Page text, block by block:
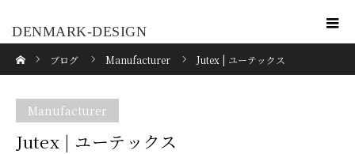
DENMARK-DESIGN
ブログ Manufacturer Jutex | ユーテックス
Manufacturer
Jutex | ユーテックス